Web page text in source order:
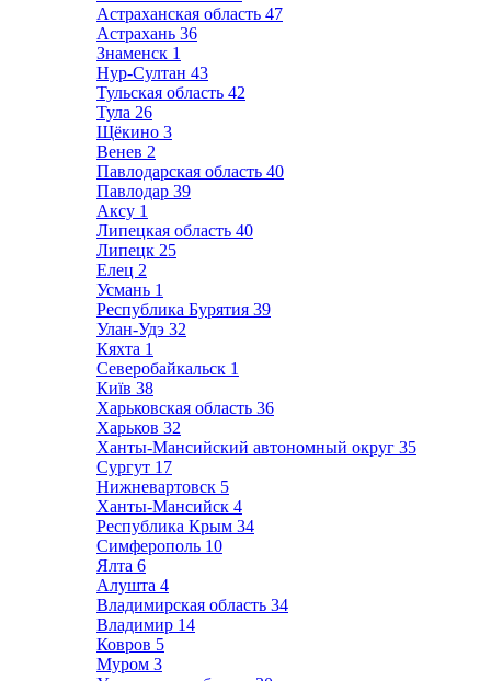
Астраханская область 47
Астрахань 36
Знаменск 1
Нур-Султан 43
Тульская область 42
Тула 26
Щёкино 3
Венев 2
Павлодарская область 40
Павлодар 39
Аксу 1
Липецкая область 40
Липецк 25
Елец 2
Усмань 1
Республика Бурятия 39
Улан-Удэ 32
Кяхта 1
Северобайкальск 1
Київ 38
Харьковская область 36
Харьков 32
Ханты-Мансийский автономный округ 35
Сургут 17
Нижневартовск 5
Ханты-Мансийск 4
Республика Крым 34
Симферополь 10
Ялта 6
Алушта 4
Владимирская область 34
Владимир 14
Ковров 5
Муром 3